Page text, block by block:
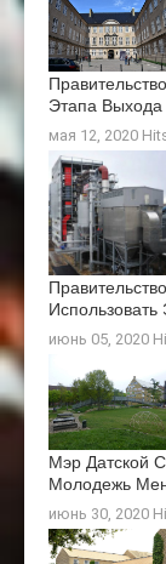
Этапа
мая 12, 2020
июнь 05, 2020
Мэр Датской
Молодежь
июнь 30, 2020